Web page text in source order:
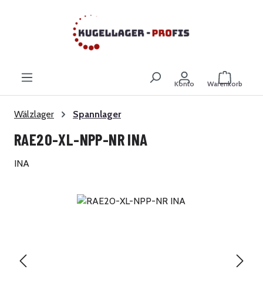
Zum Hauptinhalt springen
Konto Warenkorb
Wälzlager Spannlager
RAE20-XL-NPP-NR INA
INA
Bildergalerie überspringen